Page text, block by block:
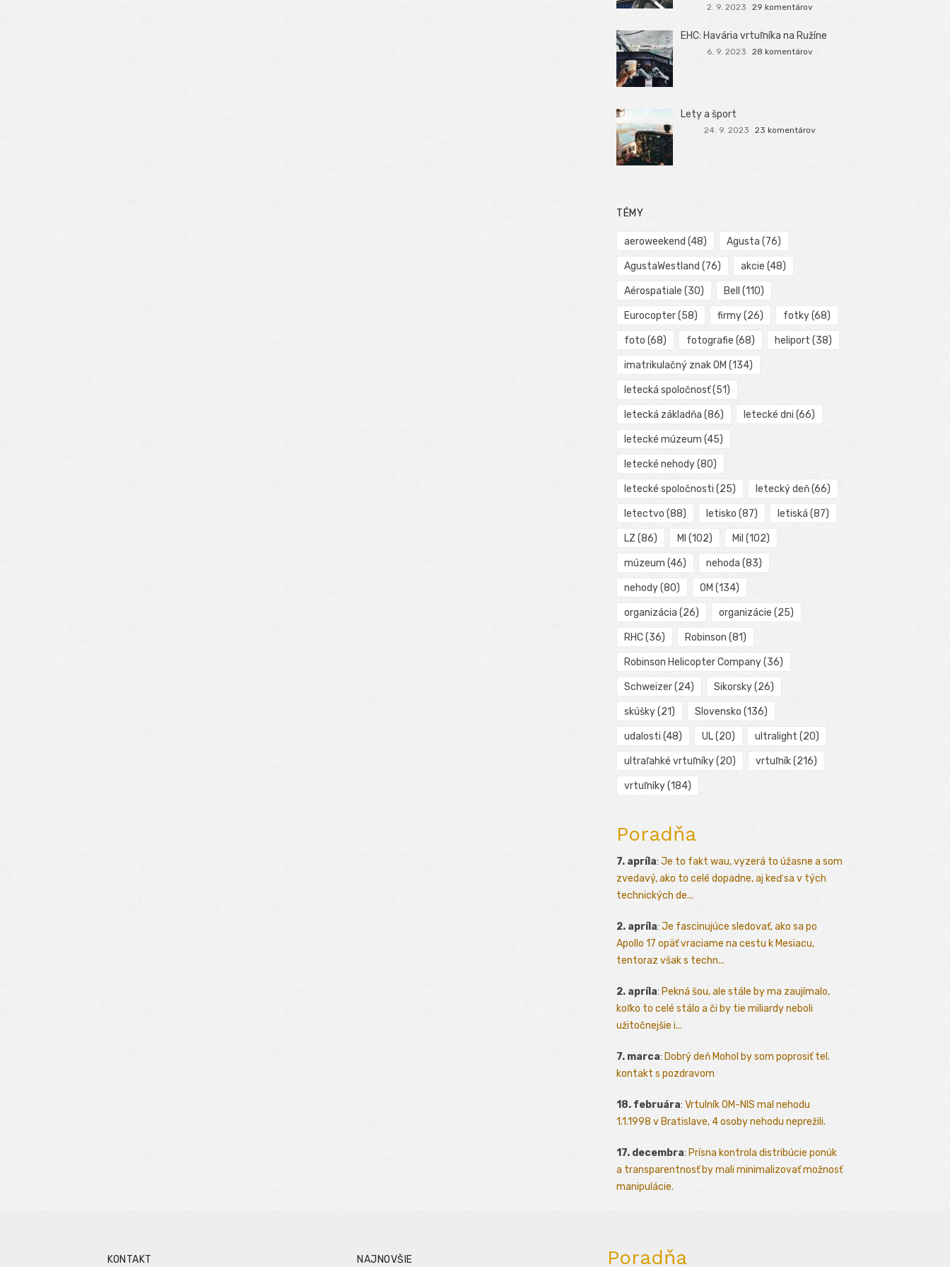
2. 9. 2023 29 komentárov
EHC: Havária vrtuľníka na Ružíne
6. 9. 2023 28 komentárov
Lety a šport
24. 9. 2023 23 komentárov
TÉMY
aeroweekend (48) Agusta (76)
AgustaWestland (76) akcie (48)
Aérospatiale (30) Bell (110)
Eurocopter(58) firmy(26) fotky(68)
foto (68) fotografie (68) heliport (38)
imatrikulačný znak OM (134)
letecká spoločnosť(51)
letecká základňa (86) letecké dni (66)
letecké múzeum (45)
letecké nehody(80)
letecké spoločnosti (25) letecký deň(66)
letectvo (88) letisko (87) letiská (87)
LZ (86) MI (102) Mil (102)
múzeum (46) nehoda (83)
nehody(80) OM (134)
organizácia (26) organizácie (25)
RHC(36) Robinson (81)
Robinson Helicopter Company(36)
Schweizer(24) Sikorsky(26)
skúšky(21) Slovensko (136)
udalosti (48) UL(20) ultralight (20)
ultraľahké vrtuľníky(20) vrtuľník(216)
vrtuľníky(184)
Poradňa
7. apríla: Je to fakt wau, vyzerá to úžasne a som
zvedavý, ako to celé dopadne, aj keď sa v tých
technických de...
2. apríla: Je fascinujúce sledovať, ako sa po
Apollo 17 opäť vraciame na cestu k Mesiacu,
tentoraz však s techn...
2. apríla: Pekná šou, ale stále by ma zaujímalo,
koľko to celé stálo a či by tie miliardy neboli
užitočnejšie i...
7. marca: Dobrý deň Mohol by som poprosiť tel.
kontakt s pozdravom
18. februára: Vrtulník OM-NIS mal nehodu
1.1.1998 v Bratislave, 4 osoby nehodu neprežili.
17. decembra: Prísna kontrola distribúcie ponúk
a transparentnosť by mali minimalizovať možnosť
manipulácie.
KONTAKT NAJNOVŠIE Poradňa